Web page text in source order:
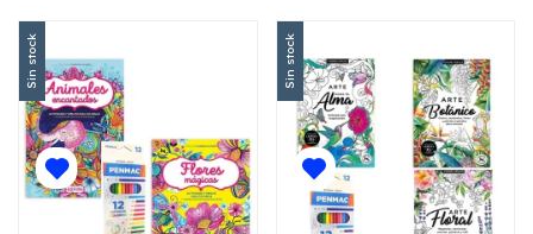
Sin stock Sin stock